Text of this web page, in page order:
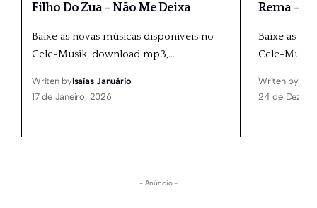
Filho Do Zua – Não Me Deixa
Baixe as novas músicas disponíveis no
Cele-Musik, download mp3,…
Writen byIsaías Januário
17 de Janeiro, 2026
Rema –
Baixe as
Cele-
Writen by
24 de
- Anúncio -